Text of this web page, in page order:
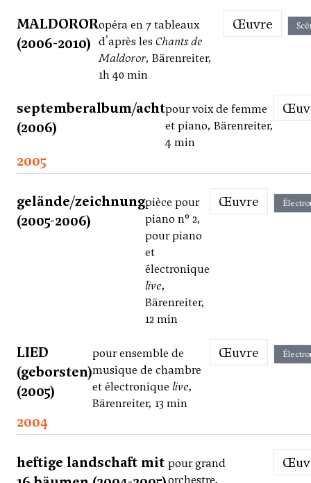
MALDOROR
(2006-2010)
opéra en 7 tableaux
d'après les Chants de
Maldoror, Bärenreiter,
1h 40 min
Œuvre
septemberalbum/acht
(2006)
pour voix de femme
et piano, Bärenreiter,
4 min
2005
gelände/zeichnung
(2005-2006)
pièce pour
piano n° 2,
pour piano
et
électronique
live,
Bärenreiter,
12 min
Œuvre
LIED
(geborsten)
(2005)
pour ensemble de
musique de chambre
et électronique live,
Bärenreiter, 13 min
Œuvre
2004
heftige landschaft mit pour grand
orchestre,